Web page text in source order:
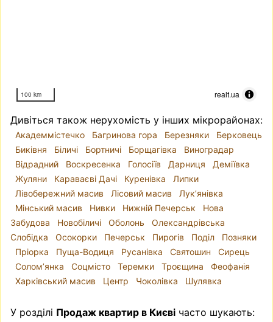
100 km realt.ua
Дивіться також нерухомість у інших мікрорайонах:
Академмістечко Багринова гора Березняки
Берковець
Биківня
Біличі Бортничі Борщагівка
Виноградар
Відрадний
Воскресенка Голосіїв Дарниця
Деміївка
Жуляни
Караваєві Дачі Куренівка
Липки
Лівобережний масив
Лісовий масив
Лук’янівка
Мінський масив
Нивки Нижній Печерськ
Нова
Забудова
Новобіличі Оболонь
Олександрівська
Слобідка
Осокорки Печерськ Пирогів Поділ
Позняки
Пріорка
Пуща-Водиця Русанівка Святошин
Сирець
Солом’янка
Соцмісто Теремки Троєщина
Феофанія
Харківський масив
Центр Чоколівка Шулявка
У розділі Продаж квартир в Києві часто шукають: